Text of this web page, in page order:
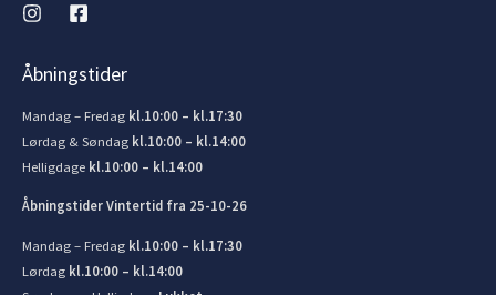
Åbningstider
Mandag – Fredag kl.10:00 – kl.17:30
Lørdag & Søndag kl.10:00 – kl.14:00
Helligdage kl.10:00 – kl.14:00
Åbningstider Vintertid fra 25-10-26
Mandag – Fredag kl.10:00 – kl.17:30
Lørdag kl.10:00 – kl.14:00